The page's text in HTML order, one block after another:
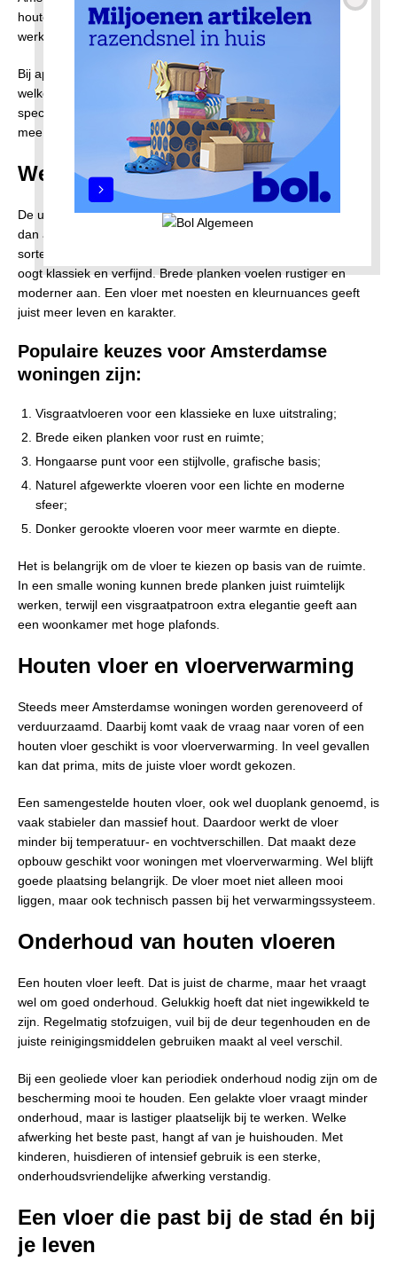
houten vloer moet dan zorgvuldig worden geplaatst om kieren,
werking of kraakgeluiden te beperken.
Bij appartementen is het verstandig om vooraf te controleren
welke eisen de Vereniging van Eigenaren stelt. Soms is een
specifieke geluidsreductie verplicht. Door hier op tijd rekening
mee te houden, voorkom je problemen achteraf.
Welke stijl past bij jouw interieur?
De uitstraling van een houten vloer wordt bepaald door meer
dan alleen de houtsoort. Ook de legwijze, plankbreedte,
sortering en afwerking maken veel verschil. Een visgraatvloer
oogt klassiek en verfijnd. Brede planken voelen rustiger en
moderner aan. Een vloer met noesten en kleurnuances geeft
juist meer leven en karakter.
Populaire keuzes voor Amsterdamse
woningen zijn:
Visgraatvloeren voor een klassieke en luxe uitstraling;
Brede eiken planken voor rust en ruimte;
Hongaarse punt voor een stijlvolle, grafische basis;
Naturel afgewerkte vloeren voor een lichte en moderne
sfeer;
Donker gerookte vloeren voor meer warmte en diepte.
Het is belangrijk om de vloer te kiezen op basis van de ruimte.
In een smalle woning kunnen brede planken juist ruimtelijk
werken, terwijl een visgraatpatroon extra elegantie geeft aan
een woonkamer met hoge plafonds.
Houten vloer en vloerverwarming
Steeds meer Amsterdamse woningen worden gerenoveerd of
verduurzaamd. Daarbij komt vaak de vraag naar voren of een
houten vloer geschikt is voor vloerverwarming. In veel gevallen
kan dat prima, mits de juiste vloer wordt gekozen.
Een samengestelde houten vloer, ook wel duoplank genoemd, is
vaak stabieler dan massief hout. Daardoor werkt de vloer
minder bij temperatuur- en vochtverschillen. Dat maakt deze
opbouw geschikt voor woningen met vloerverwarming. Wel blijft
goede plaatsing belangrijk. De vloer moet niet alleen mooi
liggen, maar ook technisch passen bij het verwarmingssysteem.
Onderhoud van houten vloeren
Een houten vloer leeft. Dat is juist de charme, maar het vraagt
wel om goed onderhoud. Gelukkig hoeft dat niet ingewikkeld te
zijn. Regelmatig stofzuigen, vuil bij de deur tegenhouden en de
juiste reinigingsmiddelen gebruiken maakt al veel verschil.
Bij een geoliede vloer kan periodiek onderhoud nodig zijn om de
bescherming mooi te houden. Een gelakte vloer vraagt minder
onderhoud, maar is lastiger plaatselijk bij te werken. Welke
afwerking het beste past, hangt af van je huishouden. Met
kinderen, huisdieren of intensief gebruik is een sterke,
onderhoudsvriendelijke afwerking verstandig.
Een vloer die past bij de stad én bij
je leven